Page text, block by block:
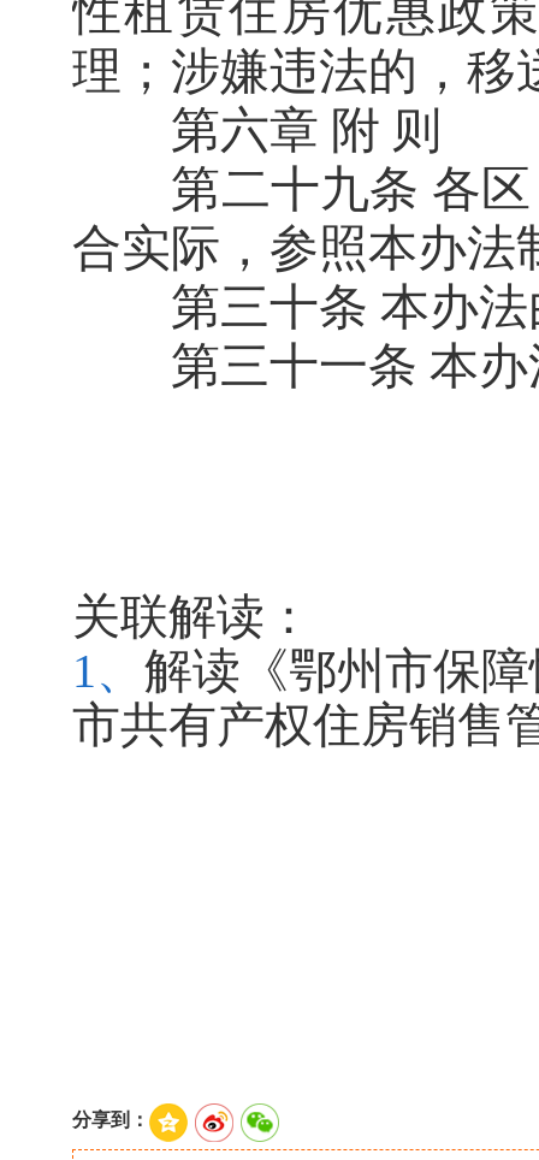
性租赁住房优惠政
理；涉嫌违法的，移
第六章 附 则
第二十九条 各区
合实际，参照本办法
第三十条 本办法
第三十一条 本办
关联解读：
1、 解读《鄂州市保
市共有产权住房销售
分享到：